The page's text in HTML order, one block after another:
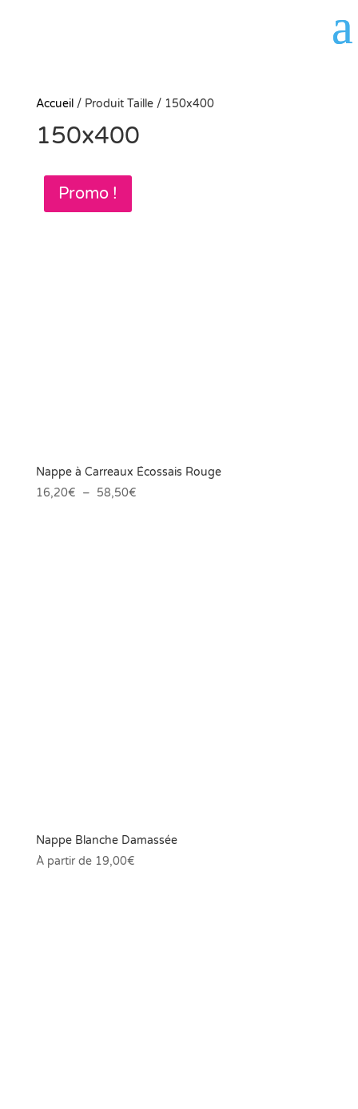
Accueil/ Produit Taille/ 150x400
150x400
Promo !
Nappe à Carreaux Écossais Rouge
16,20€ – 58,50€Plage
Nappe Blanche Damassée
À partir de 19,00€